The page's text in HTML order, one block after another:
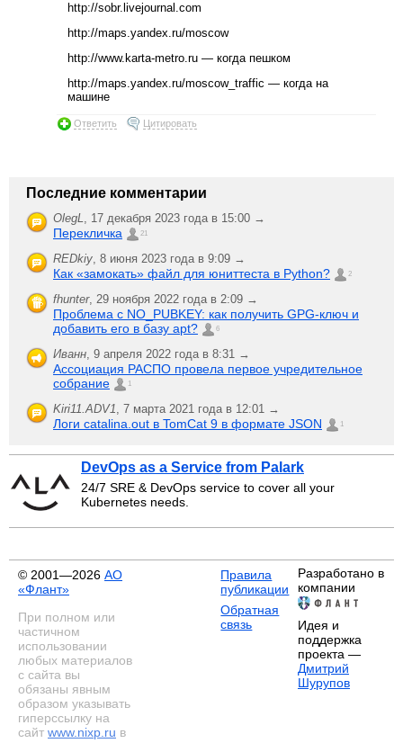
http://sobr.livejournal.com
http://maps.yandex.ru/moscow
http://www.karta-metro.ru — когда пешком
http://maps.yandex.ru/moscow_traffic — когда на
машине
Ответить Цитировать
Последние комментарии
OlegL, 17 декабря 2023 года в 15:00 →
Перекличка 21
REDkiy, 8 июня 2023 года в 9:09 →
Как «замокать» файл для юниттеста в Python? 2
fhunter, 29 ноября 2022 года в 2:09 →
Проблема с NO_PUBKEY: как получить GPG-ключ и
добавить его в базу apt?
6
Иванн, 9 апреля 2022 года в 8:31 →
Ассоциация РАСПО провела первое учредительное
собрание
1
Kiri11.ADV1, 7 марта 2021 года в 12:01 →
Логи catalina.out в TomCat 9 в формате JSON 1
DevOps as a Service from Palark
24/7 SRE & DevOps service to cover all your
Kubernetes needs.
© 2001—2026 АО
«Флант»
При полном или
частичном
использовании
любых материалов
с сайта вы
обязаны явным
образом указывать
гиперссылку на
сайт www.nixp.ru в
Правила
публикации
Обратная
связь
Разработано в
компании
Идея и
поддержка
проекта —
Дмитрий
Шурупов